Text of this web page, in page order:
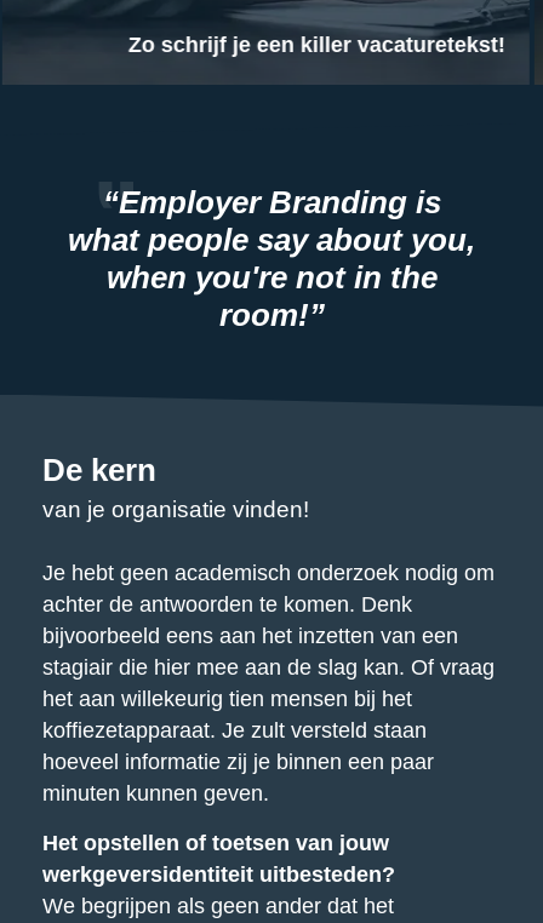
Zo schrijf je een killer vacaturetekst!
“Employer Branding is
what people say about you,
when you're not in the
room!”
De kern
van je organisatie vinden!
Je hebt geen academisch onderzoek nodig om
achter de antwoorden te komen. Denk
bijvoorbeeld eens aan het inzetten van een
stagiair die hier mee aan de slag kan. Of vraag
het aan willekeurig tien mensen bij het
koffiezetapparaat. Je zult versteld staan
hoeveel informatie zij je binnen een paar
minuten kunnen geven.
Het opstellen of toetsen van jouw
werkgeversidentiteit uitbesteden?
We begrijpen als geen ander dat het